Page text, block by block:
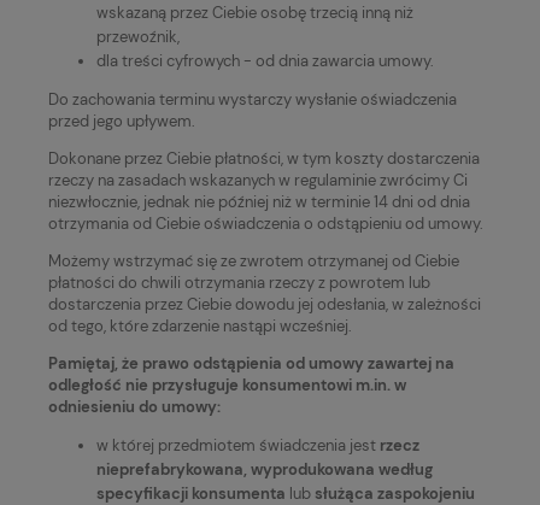
wskazaną przez Ciebie osobę trzecią inną niż
przewoźnik,
dla treści cyfrowych - od dnia zawarcia umowy.
Do zachowania terminu wystarczy wysłanie oświadczenia
przed jego upływem.
Dokonane przez Ciebie płatności, w tym koszty dostarczenia
rzeczy na zasadach wskazanych w regulaminie zwrócimy Ci
niezwłocznie, jednak nie później niż w terminie 14 dni od dnia
otrzymania od Ciebie oświadczenia o odstąpieniu od umowy.
Możemy wstrzymać się ze zwrotem otrzymanej od Ciebie
płatności do chwili otrzymania rzeczy z powrotem lub
dostarczenia przez Ciebie dowodu jej odesłania, w zależności
od tego, które zdarzenie nastąpi wcześniej.
Pamiętaj, że prawo odstąpienia od umowy zawartej na
odległość nie przysługuje konsumentowi m.in. w
odniesieniu do umowy:
w której przedmiotem świadczenia jest rzecz
nieprefabrykowana, wyprodukowana według
specyfikacji konsumenta lub służąca zaspokojeniu